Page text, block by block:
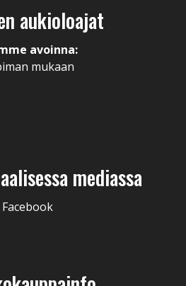
aukioloajat
avoinna:
mukaan
mediassa
Facebook